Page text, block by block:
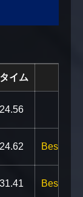
タイム
youtu.be/
24.56
youtu.be/
24.62 Best!!
youtu.be/
31.41 Best!!